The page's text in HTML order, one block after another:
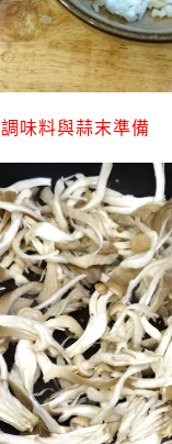
調味料與蒜末準備